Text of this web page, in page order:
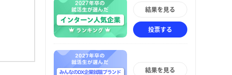
結果を見る
投票する
結果を見る